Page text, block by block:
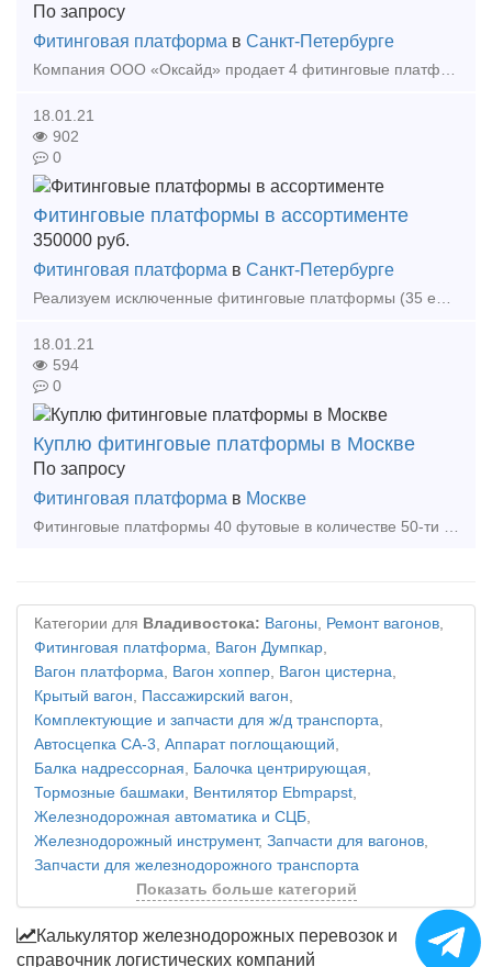
По запросу
Фитинговая платформа в Санкт-Петербурге
Компания ООО «Оксайд» продает 4 фитинговые платформы мод. 13-9744-06 (Трансмашхолдинг, завод г. Энгельс), декабрь 2020 года постройки, без пробега, возможна комплектация танками-контейнерами ц
18.01.21
902
0
Фитинговые платформы в ассортименте
350000 руб.
Фитинговая платформа в Санкт-Петербурге
Реализуем исключенные фитинговые платформы (35 единиц) моделей: 13-401M2, 11-H-004, года постройки: 1973, 1974, 1982, 1983, колесные пары от 40 мм до 60 мм, тележки от 1979 до 2000 года. М
18.01.21
594
0
Куплю фитинговые платформы в Москве
По запросу
Фитинговая платформа в Москве
Категории для Владивостока: Вагоны, Ремонт вагонов,
Фитинговая платформа, Вагон Думпкар,
Вагон платформа, Вагон хоппер, Вагон цистерна,
Крытый вагон, Пассажирский вагон,
Комплектующие и запчасти для ж/д транспорта,
Автосцепка СА-3, Аппарат поглощающий,
Балка надрессорная, Балочка центрирующая,
Тормозные башмаки, Вентилятор Ebmpapst,
Железнодорожная автоматика и СЦБ,
Железнодорожный инструмент, Запчасти для вагонов,
Запчасти для железнодорожного транспорта
Показать больше категорий
Калькулятор железнодорожных перевозок и
справочник логистических компаний